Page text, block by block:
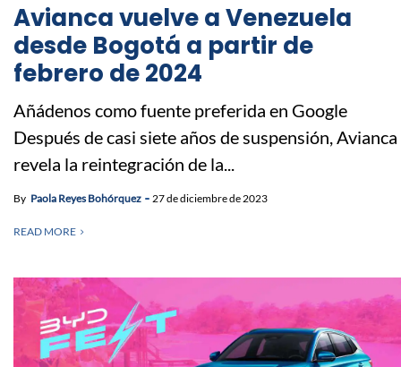
Avianca vuelve a Venezuela
desde Bogotá a partir de
febrero de 2024
Añádenos como fuente preferida en Google
Después de casi siete años de suspensión, Avianca
revela la reintegración de la...
By Paola Reyes Bohórquez 27 de diciembre de 2023
READ MORE